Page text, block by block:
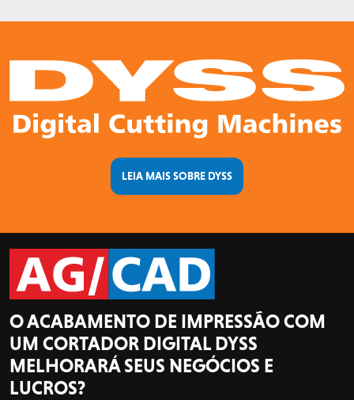
LEIA MAIS SOBRE DYSS
O ACABAMENTO DE IMPRESSÃO COM
UM CORTADOR DIGITAL DYSS
MELHORARÁ SEUS NEGÓCIOS E
LUCROS?